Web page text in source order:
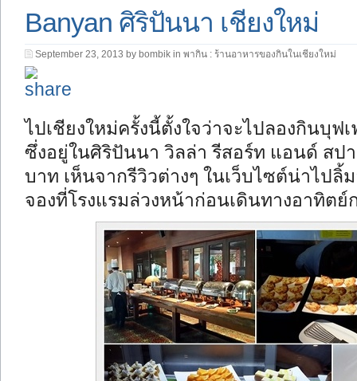
Banyan ศิริปันนา เชียงใหม่
September 23, 2013 by bombik in พากิน : ร้านอาหารของกินในเชียงใหม่
ไปเชียงใหม่ครั้งนี้ตั้งใจว่าจะไปลองกินบุ
ซึ่งอยู่ในศิริปันนา วิลล่า รีสอร์ท แอนด์ สป
บาท เห็นจากรีวิวต่างๆ ในเว็บไซต์น่าไป
จองที่โรงแรมล่วงหน้าก่อนเดินทางอาทิตย์